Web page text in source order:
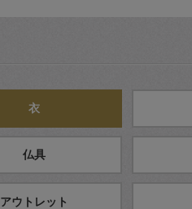
衣
仏具
アウトレット